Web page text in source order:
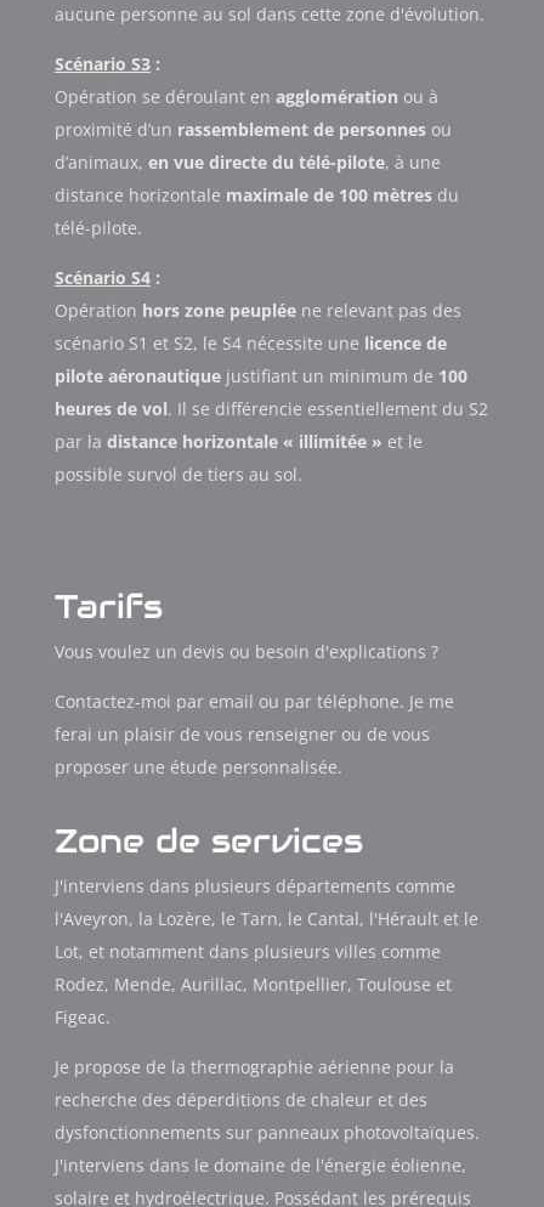
aucune personne au sol dans cette zone d'évolution.
Scénario S3:
Opération se déroulant en agglomération ou à
proximité d’un rassemblement de personnesou
d’animaux, en vue directe du télé-pilote, à une
distance horizontale maximale de 100 mètresdu
télé-pilote.
Scénario S4:
Opération hors zone peupléene relevant pas des
scénario S1 et S2, le S4 nécessite une licence de
pilote aéronautiquejustifiant un minimum de 100
heures de vol. Il se différencie essentiellement du S2
par la distance horizontale « illimitée » et le
possible survol de tiers au sol.
Tarifs
Vous voulez un devis ou besoin d'explications ?
Contactez-moi par email ou par téléphone. Je me
ferai un plaisir de vous renseigner ou de vous
proposer une étude personnalisée.
Zone de services
J'interviens dans plusieurs départements comme
l'Aveyron, la Lozère, le Tarn, le Cantal, l'Hérault et le
Lot, et notamment dans plusieurs villes comme
Rodez, Mende, Aurillac, Montpellier, Toulouse et
Figeac.
Je propose de la thermographie aérienne pour la
recherche des déperditions de chaleur et des
dysfonctionnements sur panneaux photovoltaïques.
J'interviens dans le domaine de l'énergie éolienne,
solaire et hydroélectrique. Possédant les prérequis